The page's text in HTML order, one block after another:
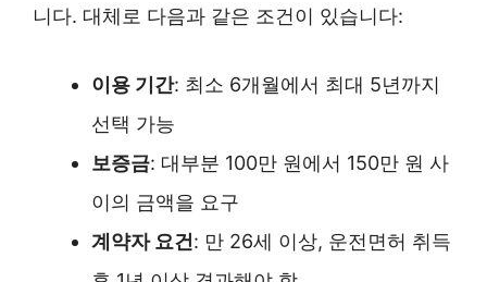
니다. 대체로 다음과 같은 조건이 있습니다:
이용 기간: 최소 6개월에서 최대 5년까지
선택 가능
보증금: 대부분 100만 원에서 150만 원 사
이의 금액을 요구
계약자 요건: 만 26세 이상, 운전면허 취득